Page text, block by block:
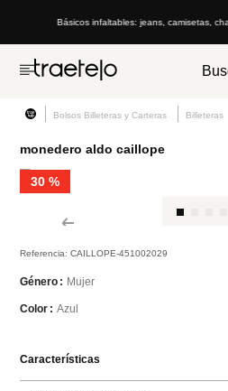
Básicos infaltables: jeans, camisetas,
Bolsos Billeteras y Carteras Billeteras
monedero aldo caillope
30 %
Referencia:CAILLOPE-451002029
Género Mujer
Color Azul
Características